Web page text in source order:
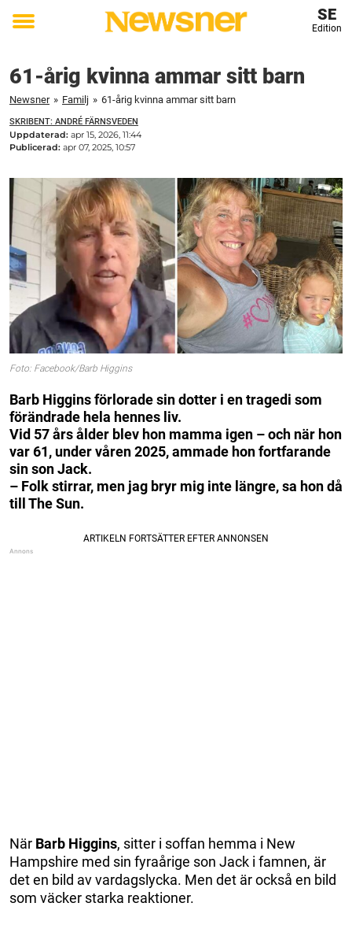
Toggle
SE
Edition
61-årig kvinna ammar sitt barn
Newsner » Familj » 61-årig kvinna ammar sitt barn
SKRIBENT: ANDRÉ FÄRNSVEDEN
Uppdaterad: apr 15, 2026, 11:44
Publicerad: apr 07, 2025, 10:57
Foto: Facebook/Barb Higgins
Barb Higgins förlorade sin dotter i en tragedi som
förändrade hela hennes liv.
Vid 57 års ålder blev hon mamma igen – och när hon
var 61, under våren 2025, ammade hon fortfarande
sin son Jack.
– Folk stirrar, men jag bryr mig inte längre, sa hon då
till The Sun.
När Barb Higgins, sitter i soffan hemma i New
Hampshire med sin fyraårige son Jack i famnen, är
det en bild av vardagslycka. Men det är också en bild
som väcker starka reaktioner.